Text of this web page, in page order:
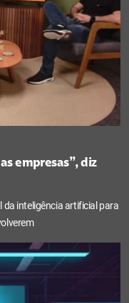
empresas”, diz
da inteligência artificial para